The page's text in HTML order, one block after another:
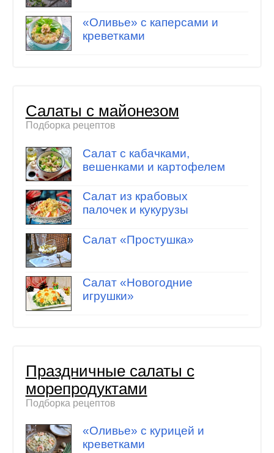
«Оливье» с каперсами и
креветками
Салаты с майонезом
Подборка рецептов
Салат с кабачками,
вешенками и картофелем
Салат из крабовых
палочек и кукурузы
Салат «Простушка»
Салат «Новогодние
игрушки»
Праздничные салаты с
морепродуктами
Подборка рецептов
«Оливье» с курицей и
креветками